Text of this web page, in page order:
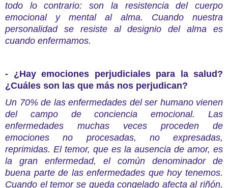
todo lo contrario: son la resistencia del cuerpo
emocional y mental al alma. Cuando nuestra
personalidad se resiste al designio del alma es
cuando enfermamos.
- ¿Hay emociones perjudiciales para la salud?
¿Cuáles son las que más nos perjudican?
Un 70% de las enfermedades del ser humano vienen
del campo de conciencia emocional. Las
enfermedades muchas veces proceden de
emociones no procesadas, no expresadas,
reprimidas. El temor, que es la ausencia de amor, es
la gran enfermedad, el común denominador de
buena parte de las enfermedades que hoy tenemos.
Cuando el temor se queda congelado afecta al riñón,